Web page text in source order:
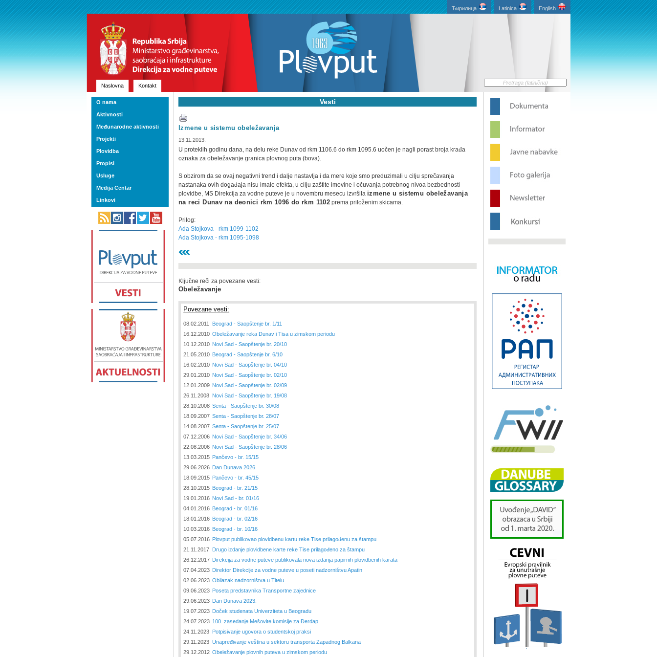
English
Latinica
Ћирилица
Naslovna Kontakt
Vesti
Izmene u sistemu obeležavanja
13.11.2013.
U proteklih godinu dana, na delu reke Dunav od rkm 1106.6 do rkm 1095.6 uočen je nagli porast broja krađa
oznaka za obeležavanje granica plovnog puta (bova).
S obzirom da se ovaj negativni trend i dalje nastavlja i da mere koje smo preduzimali u cilju sprečavanja
nastanaka ovih događaja nisu imale efekta, u cilju zaštite imovine i očuvanja potrebnog nivoa bezbednosti
plovidbe, MS Direkcija za vodne puteve je u novembru mesecu izvršila izmene u sistemu obeležavanja
na reci Dunav na deonici rkm 1096 do rkm 1102 prema priloženim skicama.
Prilog:
Ada Stojkova - rkm 1099-1102
Ada Stojkova - rkm 1095-1098
Ključne reči za povezane vesti:
Obeležavanje
Povezane vesti:
08.02.2011
Beograd - Saopštenje br. 1/11
16.12.2010 Obeležavanje reka Dunav i Tisa u zimskom periodu
10.12.2010 Novi Sad - Saopštenje br. 20/10
21.05.2010 Beograd - Saopštenje br. 6/10
16.02.2010 Novi Sad - Saopštenje br. 04/10
29.01.2010 Novi Sad - Saopštenje br. 02/10
12.01.2009 Novi Sad - Saopštenje br. 02/09
26.11.2008 Novi Sad - Saopštenje br. 19/08
28.10.2008 Senta - Saopštenje br. 30/08
18.09.2007 Senta - Saopštenje br. 28/07
14.08.2007 Senta - Saopštenje br. 25/07
07.12.2006 Novi Sad - Saopštenje br. 34/06
22.08.2006 Novi Sad - Saopštenje br. 28/06
13.03.2015 Pančevo - br. 15/15
29.06.2026 Dan Dunava 2026.
18.09.2015 Pančevo - br. 45/15
28.10.2015 Beograd - br. 21/15
19.01.2016 Novi Sad - br. 01/16
04.01.2016 Beograd - br. 01/16
18.01.2016 Beograd - br. 02/16
10.03.2016 Beograd - br. 10/16
05.07.2016 Plovput publikovao plovidbenu kartu reke Tise prilagođenu za štampu
21.11.2017 Drugo izdanje plovidbene karte reke Tise prilagođeno za štampu
26.12.2017 Direkcija za vodne puteve publikovala nova izdanja papirnih plovidbenih karata
07.04.2023 Direktor Direkcije za vodne puteve u poseti nadzorništvu Apatin
02.06.2023 Obilazak nadzorništva u Titelu
09.06.2023 Poseta predstavnika Transportne zajednice
29.06.2023 Dan Dunava 2023.
19.07.2023 Doček studenata Univerziteta u Beogradu
24.07.2023 100. zasedanje Mešovite komisije za Đerdap
24.11.2023 Potpisivanje ugovora o studentskoj praksi
29.11.2023 Unapređivanje veština u sektoru transporta Zapadnog Balkana
29.12.2012 Obeležavanje plovnih puteva u zimskom periodu
O nama
Aktivnosti
Međunarodne aktivnosti
Projekti
Plovidba
Propisi
Usluge
Medija Centar
Linkovi